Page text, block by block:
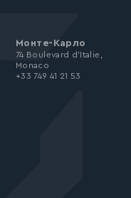
Монте-Карло
74 Boulevard d’Italie,
Monaco
+33 749 41 21 53